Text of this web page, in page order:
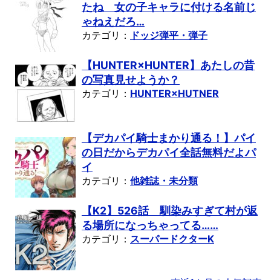
たね 女の子キャラに付ける名前じ
ゃねえだろ…
カテゴリ： ドッジ弾平・弾子
【HUNTER×HUNTER】あたしの昔
の写真見せようか？
カテゴリ： HUNTER×HUTNER
【デカパイ騎士まかり通る！】パイ
の日だからデカパイ全話無料だよパ
イ
カテゴリ： 他雑誌・未分類
【K2】526話 馴染みすぎて村が返
る場所になっちゃってる……
カテゴリ： スーパードクターK